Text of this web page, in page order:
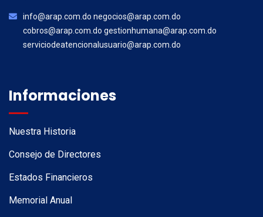
info@arap.com.do negocios@arap.com.do
cobros@arap.com.do gestionhumana@arap.com.do
serviciodeatencionalusuario@arap.com.do
Informaciones
Nuestra Historia
Consejo de Directores
Estados Financieros
Memorial Anual